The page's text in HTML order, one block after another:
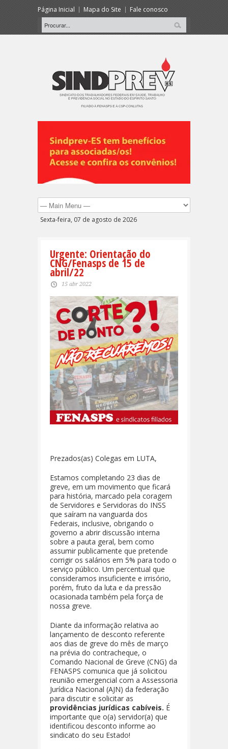
Página Inicial Mapa do Site Fale conosco
Sexta-feira, 07 de agosto de 2026
Urgente: Orientação do
CNG/Fenasps de 15 de
abril/22
15 abr 2022
Prezados(as) Colegas em LUTA,
Estamos completando 23 dias de
greve, em um movimento que ficará
para história, marcado pela coragem
de Servidores e Servidoras do INSS
que saíram na vanguarda dos
Federais, inclusive, obrigando o
governo a abrir discussão interna
sobre a pauta geral, bem como
assumir publicamente que pretende
corrigir os salários em 5% para todo o
serviço público. Um percentual que
consideramos insuficiente e irrisório,
porém, fruto da luta e da pressão
ocasionada também pela força de
nossa greve.
Diante da informação relativa ao
lançamento de desconto referente
aos dias de greve do mês de março
na prévia do contracheque, o
Comando Nacional de Greve (CNG) da
FENASPS comunica que já solicitou
reunião emergencial com a Assessoria
Jurídica Nacional (AJN) da federação
para discutir e solicitar as
providências jurídicas cabíveis. É
importante que o(a) servidor(a) que
identificou desconto informe ao
sindicato do seu Estado!